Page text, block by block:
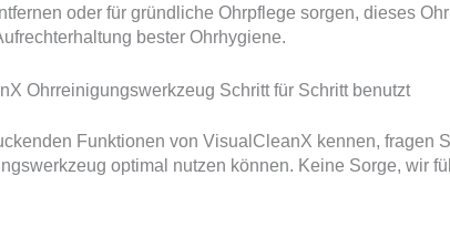
oder für gründliche Ohrpflege sorgen, dieses
bester Ohrhygiene.
Ohrreinigungswerkzeug Schritt für Schritt benutzt
Funktionen von VisualCleanX kennen, fragen
optimal nutzen können. Keine Sorge, wir